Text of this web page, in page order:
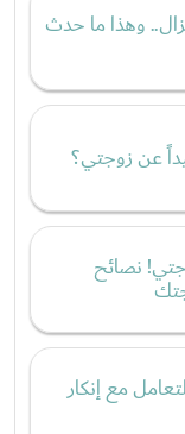
وهذا ما حدث
عن زوجتي؟
نصائح
مع إنكار